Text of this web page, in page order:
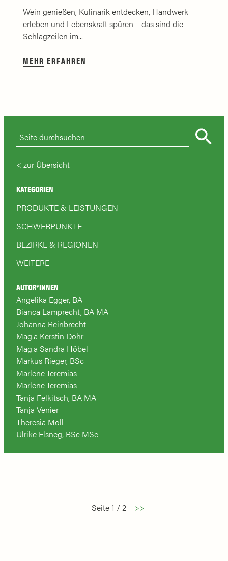
Wein genießen, Kulinarik entdecken, Handwerk
erleben und Lebenskraft spüren – das sind die
Schlagzeilen im...
MEHR ERFAHREN
zur Übersicht
KATEGORIEN
PRODUKTE & LEISTUNGEN
SCHWERPUNKTE
BEZIRKE & REGIONEN
WEITERE
AUTOR*INNEN
Angelika Egger, BA
Bianca Lamprecht, BA MA
Johanna Reinbrecht
Mag.a Kerstin Dohr
Mag.a Sandra Höbel
Markus Rieger, BSc
Marlene Jeremias
Marlene Jeremias
Tanja Felkitsch, BA MA
Tanja Venier
Theresia Moll
Ulrike Elsneg, BSc MSc
Seite 1 / 2 >>